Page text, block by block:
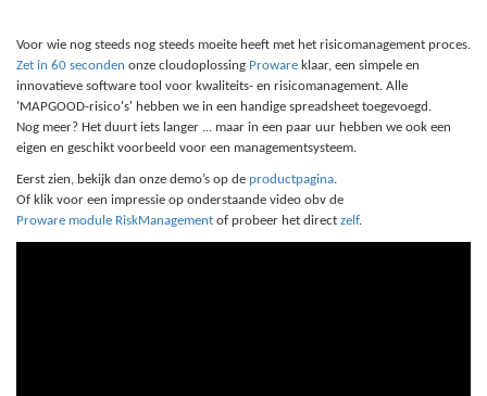
Voor wie nog steeds nog steeds moeite heeft met het risicomanagement proces.
Zet in 60 seconden onze cloudoplossing Proware klaar, een simpele en
innovatieve software tool voor kwaliteits- en risicomanagement. Alle
'MAPGOOD-risico's' hebben we in een handige spreadsheet toegevoegd.
Nog meer? Het duurt iets langer ... maar in een paar uur hebben we ook een
eigen en geschikt voorbeeld voor een managementsysteem.
Eerst zien, bekijk dan onze demo’s op de productpagina.
Of klik voor een impressie op onderstaande video obv de
Proware module RiskManagement of probeer het direct zelf.